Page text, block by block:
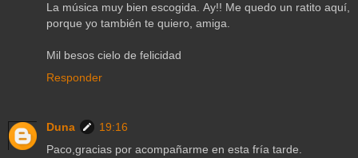
La música muy bien escogida. Ay!! Me quedo un ratito aquí,
porque yo también te quiero, amiga.
Mil besos cielo de felicidad
Responder
Duna
19:16
Paco,gracias por acompañarme en esta fría tarde.